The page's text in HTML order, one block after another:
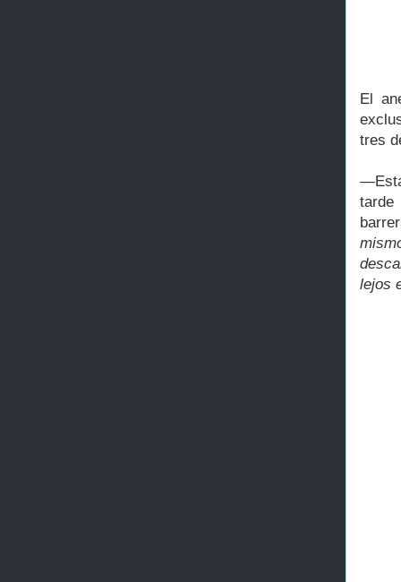
El
tres
—
lejos